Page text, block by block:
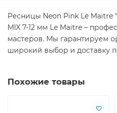
Ресницы Neon Pink Le Maitre
MIX 7-12 мм Le Maitre –
мастеров. Мы гарантируем
широкий выбор и доставку
Похожие товары